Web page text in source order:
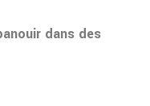
dans des